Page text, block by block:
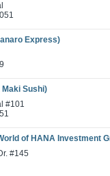
Express)
Maki Sushi)
#101
of HANA Investment
#145